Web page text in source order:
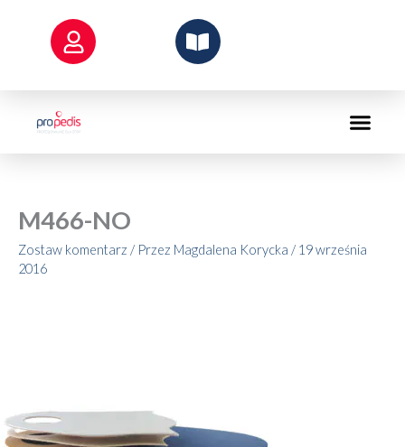
M466-NO
Zostaw komentarz / Przez Magdalena Korycka / 19 września
2016